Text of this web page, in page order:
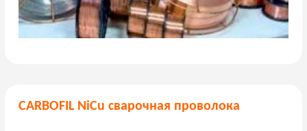
CARBOFIL NiCu сварочная проволока